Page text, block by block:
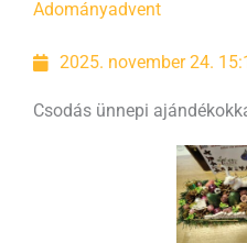
Adományadvent
2025. november 24.
Csodás ünnepi